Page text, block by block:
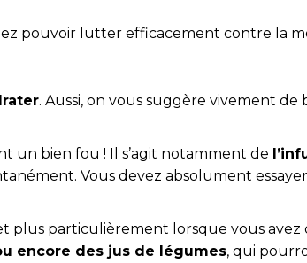
pouvoir lutter efficacement contre la
. Aussi, on vous suggère vivement de
un bien fou ! Il s’agit notamment de
Vous devez absolument
plus particulièrement lorsque vous avez
encore des jus de légumes, qui